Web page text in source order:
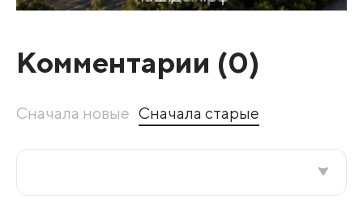
Комментарии (0)
Сначала новые Сначала старые